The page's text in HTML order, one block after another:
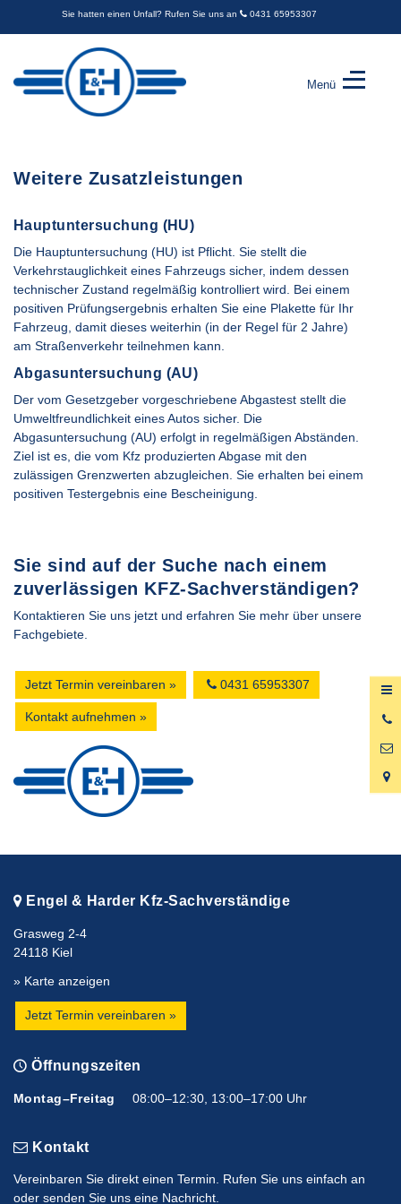
Sie hatten einen Unfall? Rufen Sie uns an 0431 65953307
GbR
-
Sachverständige
Menü
Weitere Zusatzleistungen
Hauptuntersuchung (HU)
Die Hauptuntersuchung (HU) ist Pflicht. Sie stellt die
Verkehrstauglichkeit eines Fahrzeugs sicher, indem dessen
technischer Zustand regelmäßig kontrolliert wird. Bei einem
positiven Prüfungsergebnis erhalten Sie eine Plakette für Ihr
Fahrzeug, damit dieses weiterhin (in der Regel für 2 Jahre)
am Straßenverkehr teilnehmen kann.
Abgasuntersuchung (AU)
Der vom Gesetzgeber vorgeschriebene Abgastest stellt die
Umweltfreundlichkeit eines Autos sicher. Die
Abgasuntersuchung (AU) erfolgt in regelmäßigen Abständen.
Ziel ist es, die vom Kfz produzierten Abgase mit den
zulässigen Grenzwerten abzugleichen. Sie erhalten bei einem
positiven Testergebnis eine Bescheinigung.
Sie sind auf der Suche nach einem
zuverlässigen KFZ-Sachverständigen?
Kontaktieren Sie uns jetzt und erfahren Sie mehr über unsere
Fachgebiete.
Jetzt Termin vereinbaren » 0431 65953307
Kontakt aufnehmen »
Engel & Harder Kfz-Sachverständige
Grasweg 2-4
24118 Kiel
» Karte anzeigen
Jetzt Termin vereinbaren »
Öffnungszeiten
Montag–Freitag 08:00–12:30, 13:00–17:00 Uhr
Kontakt
Vereinbaren Sie direkt einen Termin. Rufen Sie uns einfach an
oder senden Sie uns eine Nachricht.